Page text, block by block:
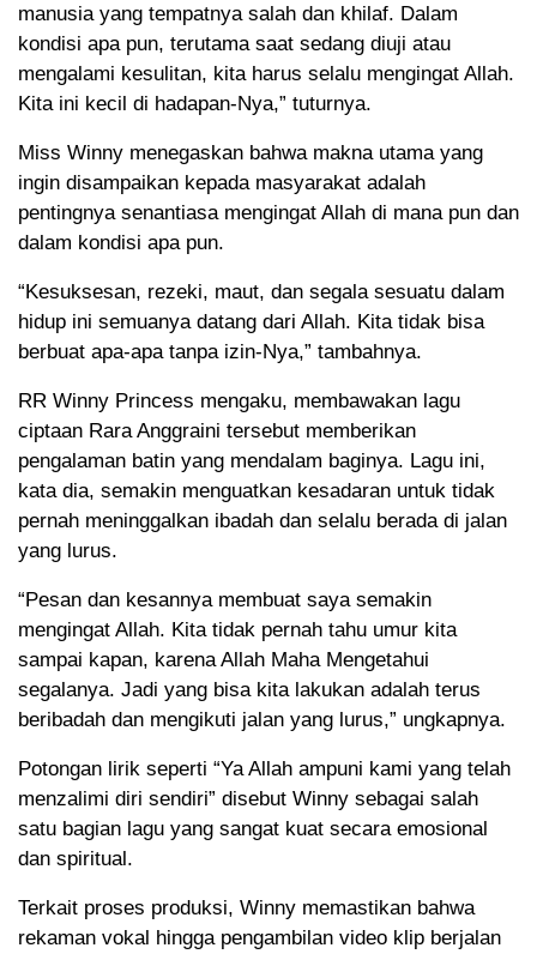
manusia yang tempatnya salah dan khilaf. Dalam
kondisi apa pun, terutama saat sedang diuji atau
mengalami kesulitan, kita harus selalu mengingat Allah.
Kita ini kecil di hadapan-Nya,” tuturnya.
Miss Winny menegaskan bahwa makna utama yang
ingin disampaikan kepada masyarakat adalah
pentingnya senantiasa mengingat Allah di mana pun dan
dalam kondisi apa pun.
“Kesuksesan, rezeki, maut, dan segala sesuatu dalam
hidup ini semuanya datang dari Allah. Kita tidak bisa
berbuat apa-apa tanpa izin-Nya,” tambahnya.
RR Winny Princess mengaku, membawakan lagu
ciptaan Rara Anggraini tersebut memberikan
pengalaman batin yang mendalam baginya. Lagu ini,
kata dia, semakin menguatkan kesadaran untuk tidak
pernah meninggalkan ibadah dan selalu berada di jalan
yang lurus.
“Pesan dan kesannya membuat saya semakin
mengingat Allah. Kita tidak pernah tahu umur kita
sampai kapan, karena Allah Maha Mengetahui
segalanya. Jadi yang bisa kita lakukan adalah terus
beribadah dan mengikuti jalan yang lurus,” ungkapnya.
Potongan lirik seperti “Ya Allah ampuni kami yang telah
menzalimi diri sendiri” disebut Winny sebagai salah
satu bagian lagu yang sangat kuat secara emosional
dan spiritual.
Terkait proses produksi, Winny memastikan bahwa
rekaman vokal hingga pengambilan video klip berjalan